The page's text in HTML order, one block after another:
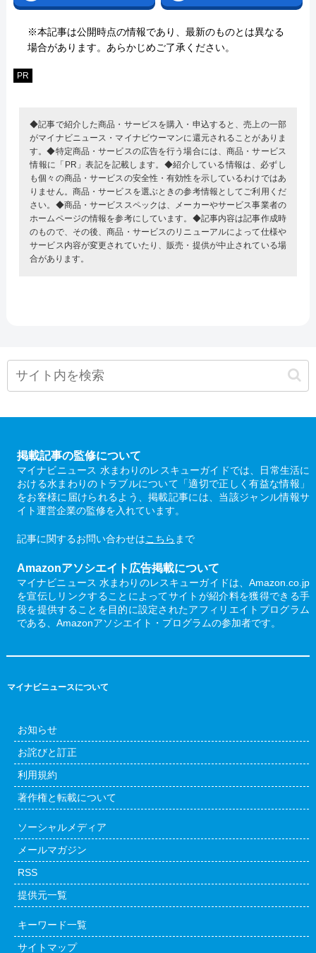
※本記事は公開時点の情報であり、最新のものとは異なる
場合があります。あらかじめご了承ください。
PR
◆記事で紹介した商品・サービスを購入・申込すると、売上の一部
がマイナビニュース・マイナビウーマンに還元されることがありま
す。◆特定商品・サービスの広告を行う場合には、商品・サービス
情報に「PR」表記を記載します。◆紹介している情報は、必ずし
も個々の商品・サービスの安全性・有効性を示しているわけではあ
りません。商品・サービスを選ぶときの参考情報としてご利用くだ
さい。◆商品・サービススペックは、メーカーやサービス事業者の
ホームページの情報を参考にしています。◆記事内容は記事作成時
のもので、その後、商品・サービスのリニューアルによって仕様や
サービス内容が変更されていたり、販売・提供が中止されている場
合があります。
掲載記事の監修について
マイナビニュース 水まわりのレスキューガイドでは、日常生活に
おける水まわりのトラブルについて「適切で正しく有益な情報」
をお客様に届けられるよう、掲載記事には、当該ジャンル情報サ
イト運営企業の監修を入れています。
記事に関するお問い合わせはこちら まで
Amazonアソシエイト広告掲載について
マイナビニュース 水まわりのレスキューガイドは、Amazon.co.jp
を宣伝しリンクすることによってサイトが紹介料を獲得できる手
段を提供することを目的に設定されたアフィリエイトプログラム
である、Amazonアソシエイト・プログラムの参加者です。
マイナビニュースについて
お知らせ
お詫びと訂正
利用規約
著作権と転載について
ソーシャルメディア
メールマガジン
RSS
提供元一覧
キーワード一覧
サイトマップ